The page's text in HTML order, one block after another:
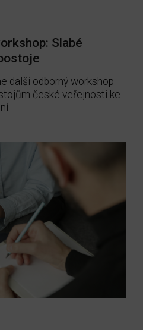
Slabé
další odborný workshop
české veřejnosti ke